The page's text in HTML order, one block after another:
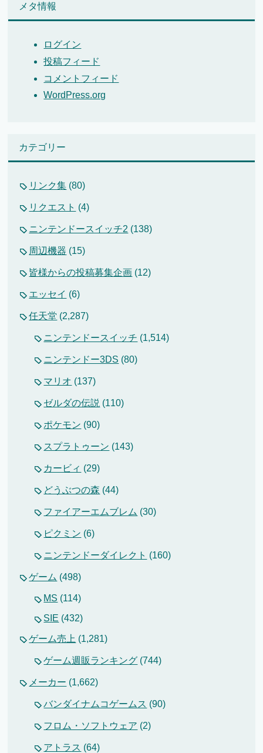
メタ情報
ログイン
投稿フィード
コメントフィード
WordPress.org
カテゴリー
リンク集 (80)
リクエスト (4)
ニンテンドースイッチ2 (138)
周辺機器 (15)
皆様からの投稿募集企画 (12)
エッセイ (6)
任天堂 (2,287)
ニンテンドースイッチ (1,514)
ニンテンドー3DS (80)
マリオ (137)
ゼルダの伝説 (110)
ポケモン (90)
スプラトゥーン (143)
カービィ (29)
どうぶつの森 (44)
ファイアーエムブレム (30)
ピクミン (6)
ニンテンドーダイレクト (160)
ゲーム (498)
MS (114)
SIE (432)
ゲーム売上 (1,281)
ゲーム週販ランキング (744)
メーカー (1,662)
バンダイナムコゲームス (90)
フロム・ソフトウェア (2)
アトラス (64)